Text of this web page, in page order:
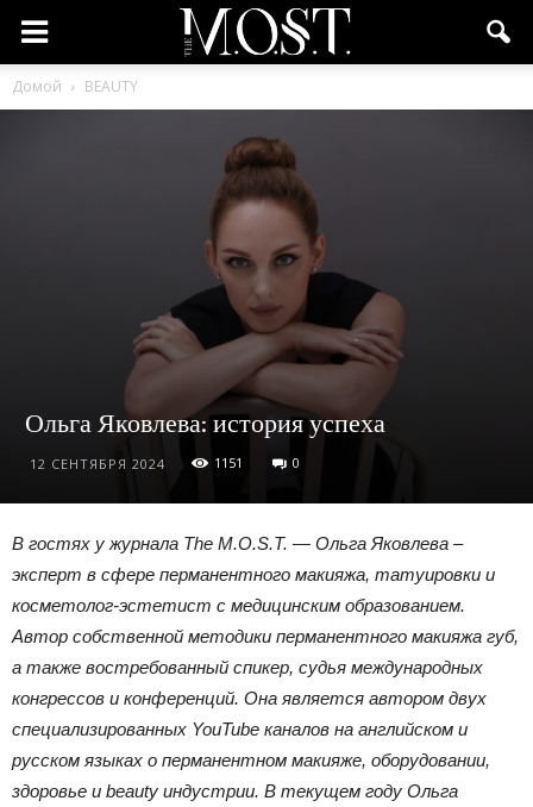
Домой BEAUTY
Ольга Яковлева: история успеха
12 СЕНТЯБРЯ 2024 1151 0
В гостях у журнала The M.O.S.T. — Ольга Яковлева –
эксперт в сфере перманентного макияжа, татуировки и
косметолог-эстетист с медицинским образованием.
Автор собственной методики перманентного макияжа губ,
а также востребованный спикер, судья международных
конгрессов и конференций. Она является автором двух
специализированных YouTube каналов на английском и
русском языках о перманентном макияже, оборудовании,
здоровье и beauty индустрии. В текущем году Ольга